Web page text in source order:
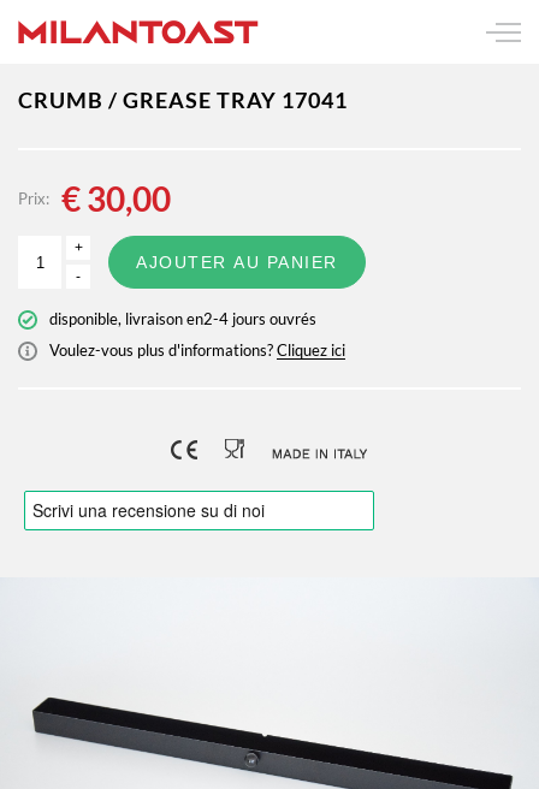
CRUMB / GREASE TRAY 17041
Prix: €30,00
+
-
AJOUTER AU PANIER
disponible, livraison en2-4 jours ouvrés
Voulez-vous plus d'informations?Cliquez ici